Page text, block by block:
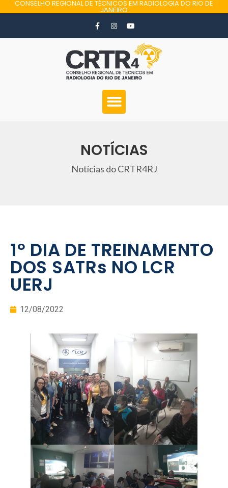
CONSELHO REGIONAL DE TÉCNICOS EM RADIOLOGIA DO RIO DE
JANEIRO
NOTÍCIAS
Notícias do CRTR4RJ
1º DIA DE TREINAMENTO
DOS SATRs NO LCR
UERJ
12/08/2022